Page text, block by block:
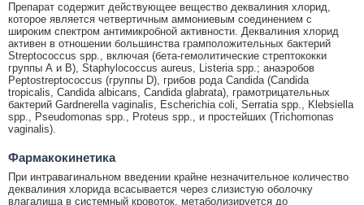
Препарат содержит действующее вещество деквалиния хлорид,
которое является четвертичным аммониевым соединением с
широким спектром антимикробной активности. Деквалиния хлорид
активен в отношении большинства грамположительных бактерий
Streptococcus spp., включая (бета-гемолитические стрептококки
группы А и В), Staphylococcus aureus, Listeria spp.; анаэробов
Peptostreptococcus (группы D), грибов рода Candida (Candida
tropicalis, Candida albicans, Candida glabrata), грамотрицательных
бактерий Gardnerella vaginalis, Escherichia coli, Serratia spp., Klebsiella
spp., Pseudomonas spp., Proteus spp., и простейших (Trichomonas
vaginalis).
Фармакокинетика
При интравагинальном введении крайне незначительное количество
деквалиния хлорида всасывается через слизистую оболочку
влагалища в системный кровоток, метаболизируется до